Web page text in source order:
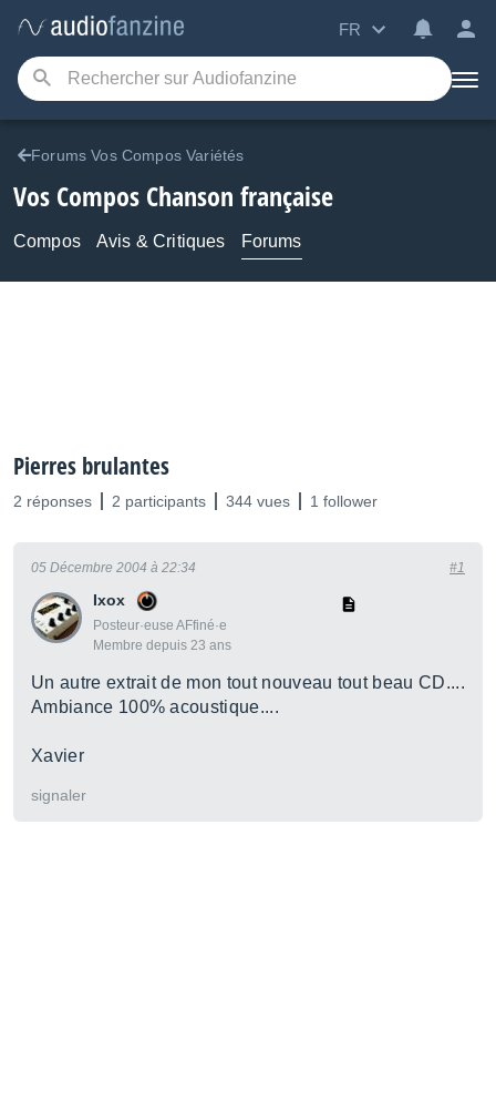
FR
Forums Vos Compos Variétés
Vos Compos Chanson française
Compos Avis & Critiques Forums
Pierres brulantes
2 réponses 2 participants 344 vues 1 follower
Ixox
Posteur·euse AFfiné·e
Membre depuis 23 ans
05 Décembre 2004 à 22:34 #1
Un autre extrait de mon tout nouveau tout beau CD....
Ambiance 100% acoustique....
Xavier
signaler